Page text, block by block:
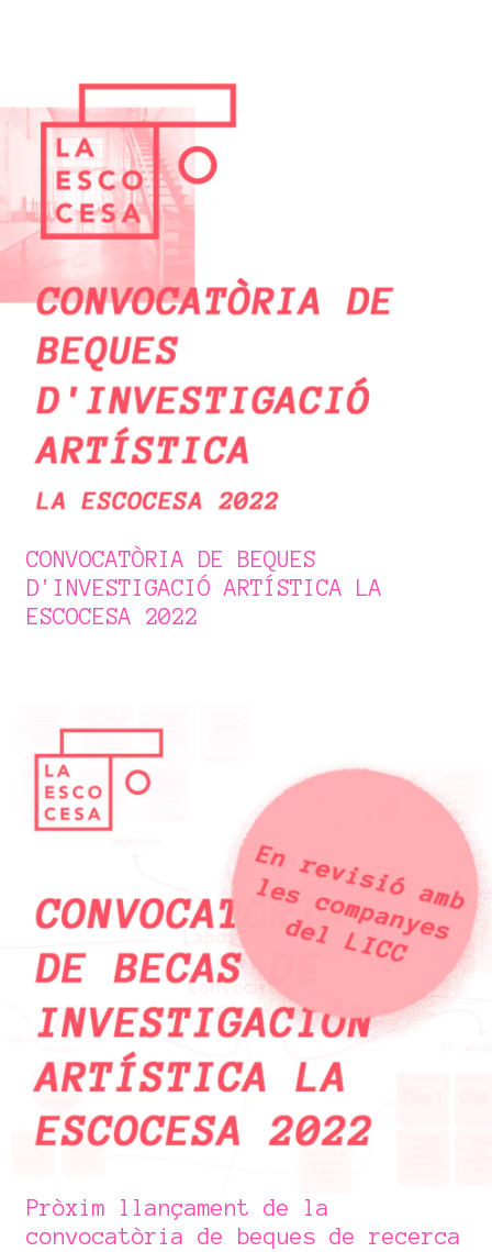
CONVOCATÒRIA DE BEQUES
D'INVESTIGACIÓ ARTÍSTICA LA
ESCOCESA 2022
Pròxim llançament de la
convocatòria de beques de recerca